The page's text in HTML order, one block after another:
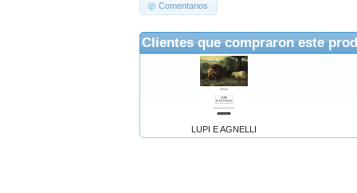
Comentarios
Clientes que compraron este
LUPI E AGNELLI